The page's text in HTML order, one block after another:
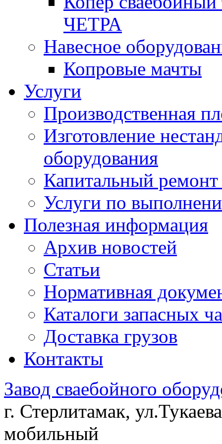
ЧЕТРА
Навесное
Копровые мачты
Услуги
Производственная
Изготовление
оборудования
Капитальный ремонт
Услуги по
Полезная информация
Архив новостей
Статьи
Нормативная
Каталоги запасных
Доставка грузов
Контакты
Завод сваебойного
г. Стерлитамак,
мобильный